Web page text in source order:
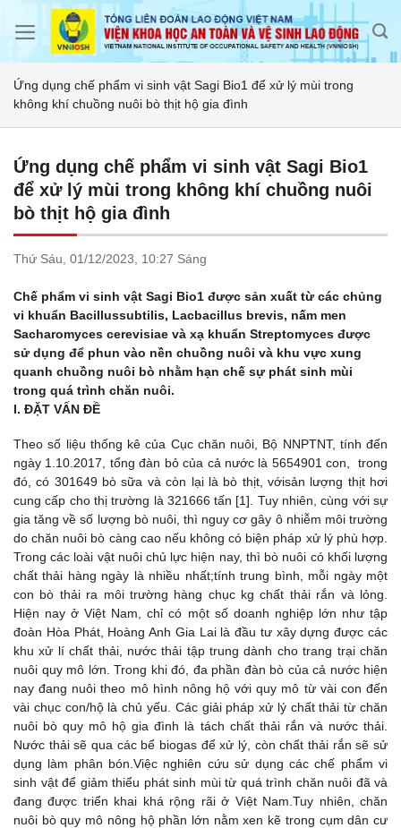
Ứng dụng chế phẩm vi sinh vật Sagi Bio1 để xử lý mùi trong
không khí chuồng nuôi bò thịt hộ gia đình
Ứng dụng chế phẩm vi sinh vật Sagi Bio1
để xử lý mùi trong không khí chuồng nuôi
bò thịt hộ gia đình
Thứ Sáu, 01/12/2023, 10:27 Sáng
Chế phẩm vi sinh vật Sagi Bio1 được sản xuất từ các chủng
vi khuẩn Bacillussubtilis, Lacbacillus brevis, nấm men
Sacharomyces cerevisiae và xạ khuẩn Streptomyces được
sử dụng để phun vào nền chuồng nuôi và khu vực xung
quanh chuồng nuôi bò nhằm hạn chế sự phát sinh mùi
trong quá trình chăn nuôi.
I. ĐẶT VẤN ĐỀ
Theo số liệu thống kê của Cục chăn nuôi, Bộ NNPTNT, tính đến
ngày 1.10.2017, tổng đàn bỏ của cả nước là 5654901 con, trong
đó, có 301649 bò sữa và còn lại là bò thịt, vớisản lượng thịt hơi
cung cấp cho thị trường là 321666 tấn [1]. Tuy nhiên, cùng với sự
gia tăng về số lượng bò nuôi, thì nguy cơ gây ô nhiễm môi trường
do chăn nuôi bò càng cao nếu không có biện pháp xử lý phù hợp.
Trong các loài vật nuôi chủ lực hiện nay, thì bò nuôi có khối lượng
chất thải hàng ngày là nhiều nhất;tính trung bình, mỗi ngày một
con bò thải ra môi trường hàng chục kg chất thải rắn và lỏng.
Hiện nay ở Việt Nam, chỉ có một số doanh nghiệp lớn như tập
đoàn Hòa Phát, Hoàng Anh Gia Lai là đầu tư xây dựng được các
khu xử lí chất thải, nước thải tập trung dành cho trang trại chăn
nuôi quy mô lớn. Trong khi đó, đa phần đàn bò của cả nước hiện
nay đang nuôi theo mô hình nông hộ với quy mô từ vài con đến
vài chục con/hộ là chủ yếu. Các giải pháp xử lý chất thải từ chăn
nuôi bò quy mô hộ gia đình là tách chất thải rắn và nước thải.
Nước thải sẽ qua các bể biogas để xử lý, còn chất thải rắn sẽ sử
dụng làm phân bón.Việc nghiên cứu sử dụng các chế phẩm vi
sinh vật để giảm thiểu phát sinh mùi từ quá trình chăn nuôi đã và
đang được triển khai khá rộng rãi ở Việt Nam.Tuy nhiên, chăn
nuôi bò quy mô nông hộ phần lớn nằm xen kẽ trong cụm dân cư